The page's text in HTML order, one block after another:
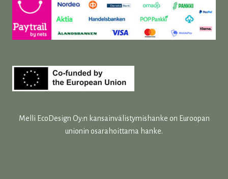
Melli EcoDesign Oy:n kansainvälistymishanke on Euroopan
unionin osarahoittama hanke.